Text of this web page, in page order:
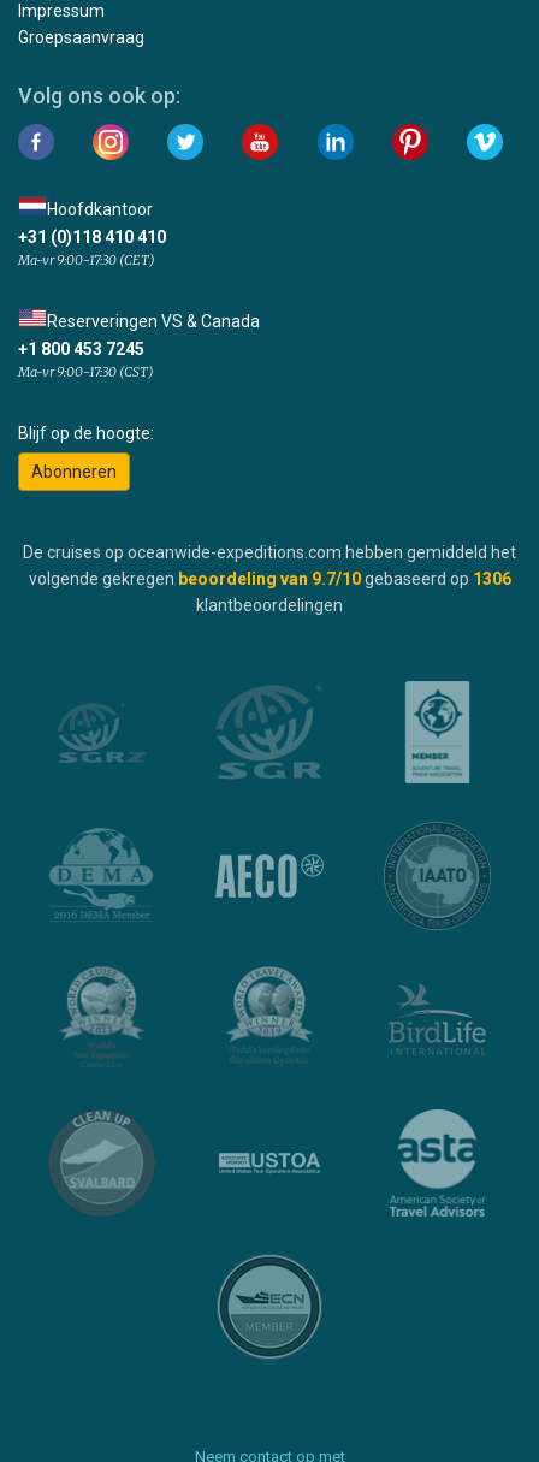
Impressum
Groepsaanvraag
Volg ons ook op:
Hoofdkantoor
+31 (0)118 410 410
Ma-vr 9:00-17:30 (CET)
Reserveringen VS & Canada
+1 800 453 7245
Ma-vr 9:00-17:30 (CST)
Blijf op de hoogte:
Abonneren
De cruises op oceanwide-expeditions.com hebben gemiddeld het
volgende gekregen beoordeling van 9.7/10 gebaseerd op 1306
klantbeoordelingen
Neem contact op met